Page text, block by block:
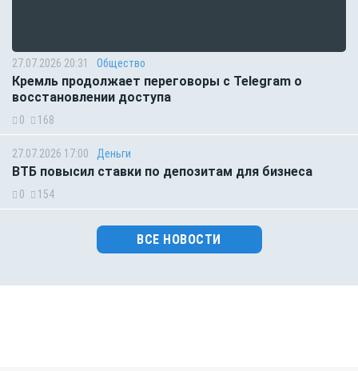
27.07.2026 20:31 Общество
Кремль продолжает переговоры с Telegram о
восстановлении доступа
0 168
27.07.2026 17:00 Деньги
ВТБ повысил ставки по депозитам для бизнеса
0 154
ВСЕ НОВОСТИ